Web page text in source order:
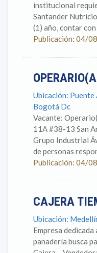
institucional
Santander
(1) año, contar
Publicación: 04/
Ubicación:
Bogotá Dc
Vacante:
11A #38-13 San
Grupo Industrial
de personas
Publicación: 04/
CAJERA
Ubicación:
Empresa
panadería busca